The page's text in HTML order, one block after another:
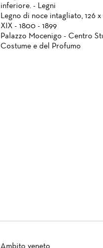
inferiore. - Legni
Legno di noce intagliato, 126
XIX - 1800 - 1899
Palazzo Mocenigo - Centro
Costume e del Profumo
Ambito veneto